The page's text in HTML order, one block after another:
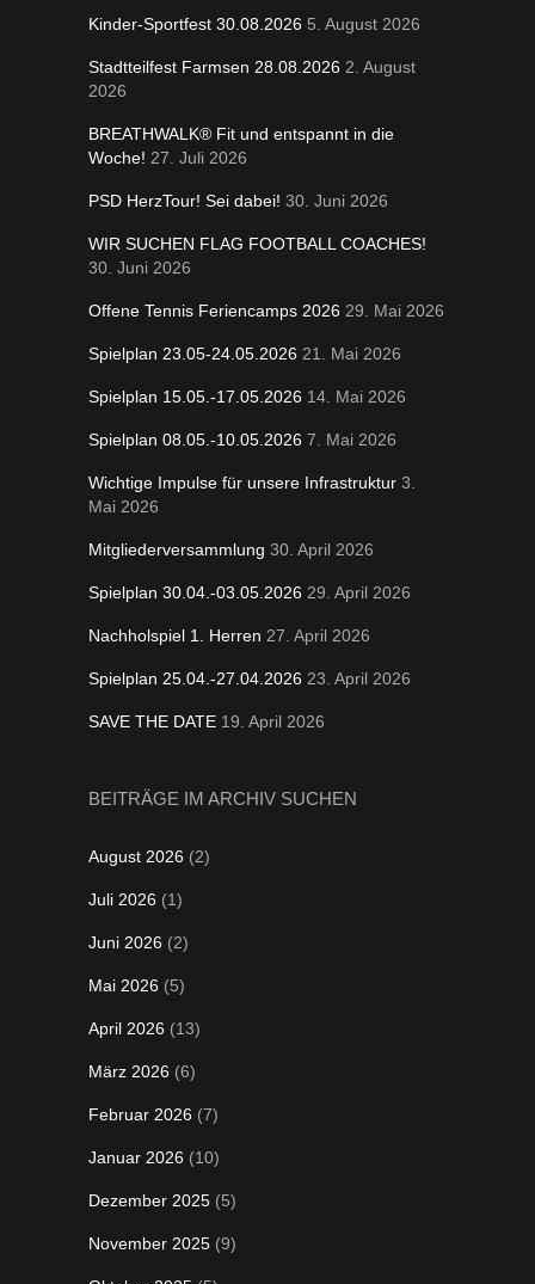
Kinder-Sportfest 30.08.2026 5. August 2026
Stadtteilfest Farmsen 28.08.2026 2. August
2026
BREATHWALK® Fit und entspannt in die
Woche! 27. Juli 2026
PSD HerzTour! Sei dabei! 30. Juni 2026
WIR SUCHEN FLAG FOOTBALL COACHES!
30. Juni 2026
Offene Tennis Feriencamps 2026 29. Mai 2026
Spielplan 23.05-24.05.2026 21. Mai 2026
Spielplan 15.05.-17.05.2026 14. Mai 2026
Spielplan 08.05.-10.05.2026 7. Mai 2026
Wichtige Impulse für unsere Infrastruktur 3.
Mai 2026
Mitgliederversammlung 30. April 2026
Spielplan 30.04.-03.05.2026 29. April 2026
Nachholspiel 1. Herren 27. April 2026
Spielplan 25.04.-27.04.2026 23. April 2026
SAVE THE DATE 19. April 2026
BEITRÄGE IM ARCHIV SUCHEN
August 2026 (2)
Juli 2026 (1)
Juni 2026 (2)
Mai 2026 (5)
April 2026 (13)
März 2026 (6)
Februar 2026 (7)
Januar 2026 (10)
Dezember 2025 (5)
November 2025 (9)